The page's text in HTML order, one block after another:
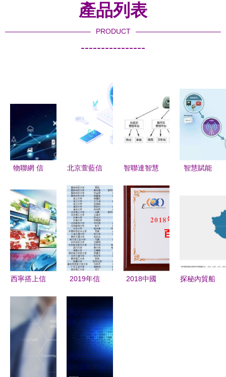
產品列表
PRODUCT
----------------
物聯網 信
的第三次革
命浪潮
北京萱藍信
耕信息技術
領域，賦能
企業數字化
轉型
智聯達智慧
技術賦能下
的居民生活
新體驗
智慧賦能
西寧搭上信
高原城市的
新時代機遇
2019年信
69位工程院
院士有效候
選人 這些
高校入選人
數領先
2018中國
探秘內貿船